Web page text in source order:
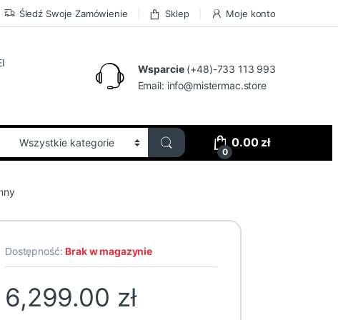
Śledź Swoje Zamówienie Sklep Moje konto
Wsparcie (+48)-733 113 993
Email: info@mistermac.store
0
0.00 zł
Dostępność:Brak w magazynie
6,299.00 zł